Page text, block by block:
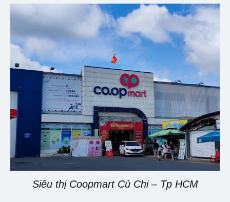
Siêu thị Coopmart Củ Chi – Tp HCM